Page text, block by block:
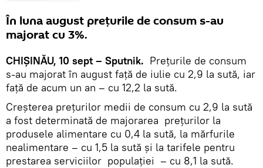
În luna august preţurile de consum s-au
majorat cu 3%.
CHIŞINĂU, 10 sept – Sputnik. Preţurile de consum
s-au majorat în august faţă de iulie cu 2,9 la sută, iar
faţă de acum un an – cu 12,2 la sută.
Creşterea preţurilor medii de consum cu 2,9 la sută
a fost determinată de majorarea preţurilor la
produsele alimentare cu 0,4 la sută, la mărfurile
nealimentare – cu 1,5 la sută şi la tarifele pentru
prestarea serviciilor populaţiei – cu 8,1 la sută.